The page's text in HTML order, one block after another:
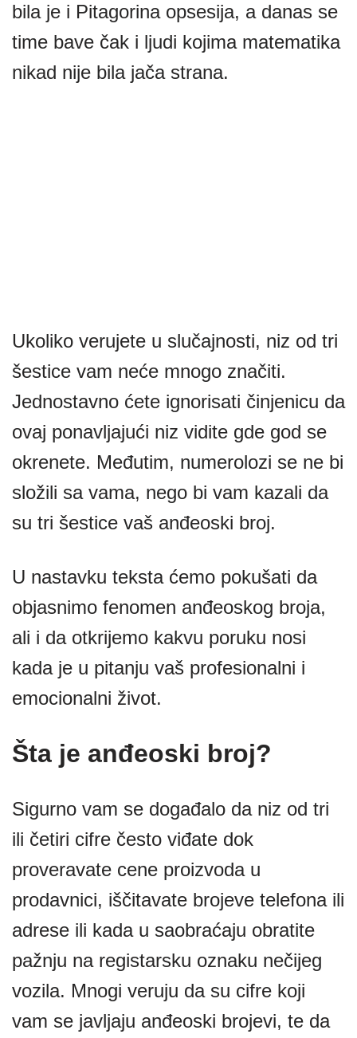
bila je i Pitagorina opsesija, a danas se
time bave čak i ljudi kojima matematika
nikad nije bila jača strana.
Ukoliko verujete u slučajnosti, niz od tri
šestice vam neće mnogo značiti.
Jednostavno ćete ignorisati činjenicu da
ovaj ponavljajući niz vidite gde god se
okrenete. Međutim, numerolozi se ne bi
složili sa vama, nego bi vam kazali da
su tri šestice vaš anđeoski broj.
U nastavku teksta ćemo pokušati da
objasnimo fenomen anđeoskog broja,
ali i da otkrijemo kakvu poruku nosi
kada je u pitanju vaš profesionalni i
emocionalni život.
Šta je anđeoski broj?
Sigurno vam se događalo da niz od tri
ili četiri cifre često viđate dok
proveravate cene proizvoda u
prodavnici, iščitavate brojeve telefona ili
adrese ili kada u saobraćaju obratite
pažnju na registarsku oznaku nečijeg
vozila. Mnogi veruju da su cifre koji
vam se javljaju anđeoski brojevi, te da